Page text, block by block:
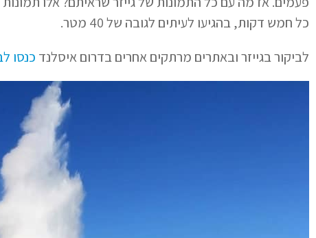
כל חמש דקות, בהגיעו לעיתים לגובה של 40 מטר.
לביקור בגייזר ובאתרים מרתקים אחרים בדרום איסלנד כנסו